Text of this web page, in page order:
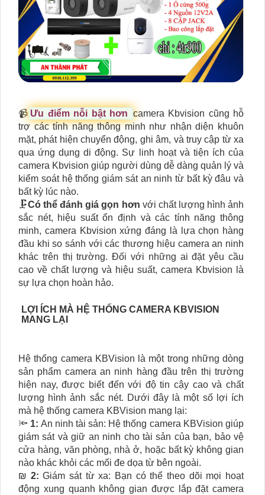
📹 Ưu điểm nỗi bật hơn camera Kbvision cũng hỗ
trợ các tính năng thông minh như nhận diện khuôn
mặt, phát hiện chuyển động, ghi âm, và truy cập từ xa
qua ứng dụng di động. Sự linh hoạt và tiện ích của
camera Kbvision giúp người dùng dễ dàng quản lý và
kiểm soát hệ thống giám sát an ninh từ bất kỳ đâu và
bất kỳ lúc nào.
🗜️Có thể đánh giá gọn hơn với chất lượng hình ảnh
sắc nét, hiệu suất ổn định và các tính năng thông
minh, camera Kbvision xứng đáng là lựa chọn hàng
đầu khi so sánh với các thương hiệu camera an ninh
khác trên thị trường. Đối với những ai đặt yêu cầu
cao về chất lượng và hiệu suất, camera Kbvision là
sự lựa chọn hoàn hảo.
LỢI ÍCH MÀ HỆ THỐNG CAMERA KBVISION
MANG LẠI
Hệ thống camera KBVision là một trong những dòng
sản phẩm camera an ninh hàng đầu trên thị trường
hiện nay, được biết đến với độ tin cậy cao và chất
lượng hình ảnh sắc nét. Dưới đây là một số lợi ích
mà hệ thống camera KBVision mang lại:
🔦 1: An ninh tài sản: Hệ thống camera KBVision giúp
giám sát và giữ an ninh cho tài sản của bạn, bảo vệ
cửa hàng, văn phòng, nhà ở, hoặc bất kỳ không gian
nào khác khỏi các mối đe dọa từ bên ngoài.
₪ 2: Giám sát từ xa: Bạn có thể theo dõi mọi hoạt
động xung quanh không gian được lắp đặt camera